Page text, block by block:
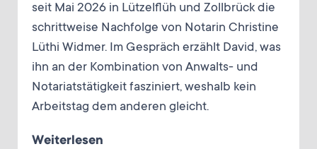
seit Mai 2026 in Lützelflüh und Zollbrück die
schrittweise Nachfolge von Notarin Christine
Lüthi Widmer. Im Gespräch erzählt David, was
ihn an der Kombination von Anwalts- und
Notariatstätigkeit fasziniert, weshalb kein
Arbeitstag dem anderen gleicht.
Weiterlesen